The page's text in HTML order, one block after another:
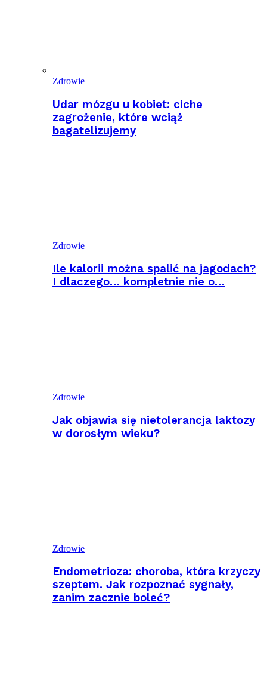
Zdrowie
Udar mózgu u kobiet: ciche
zagrożenie, które wciąż
bagatelizujemy
Zdrowie
Ile kalorii można spalić na jagodach?
I dlaczego… kompletnie nie o…
Zdrowie
Jak objawia się nietolerancja laktozy
w dorosłym wieku?
Zdrowie
Endometrioza: choroba, która krzyczy
szeptem. Jak rozpoznać sygnały,
zanim zacznie boleć?